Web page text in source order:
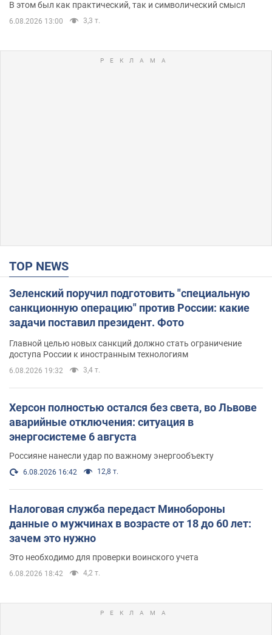
В этом был как практический, так и символический смысл
6.08.2026 13:00 3,3 т.
TOP NEWS
Зеленский поручил подготовить "специальную
санкционную операцию" против России: какие
задачи поставил президент. Фото
Главной целью новых санкций должно стать ограничение
доступа России к иностранным технологиям
6.08.2026 19:32 3,4 т.
Херсон полностью остался без света, во Львове
аварийные отключения: ситуация в
энергосистеме 6 августа
Россияне нанесли удар по важному энергообъекту
6.08.2026 16:42 12,8 т.
Налоговая служба передаст Минобороны
данные о мужчинах в возрасте от 18 до 60 лет:
зачем это нужно
Это необходимо для проверки воинского учета
6.08.2026 18:42 4,2 т.